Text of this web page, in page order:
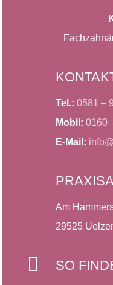
Tel.: 0581 –
Mobil: 0160
E-Mail:
Am
29525
 SO